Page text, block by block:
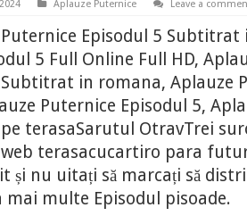
Aplauze Puternice Leave a
Puternice Episodul 5
5 Full Online Full HD,
in romana, Aplauze
Puternice Episodul 5,
pe terasaSarutul OtravTrei
terasacucartiro para
și nu uitați să marcați să
mai multe Episodul pisoade.